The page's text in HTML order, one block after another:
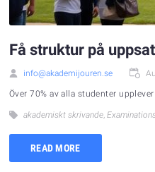
Få struktur på
info@akademijouren.se
Över 70% av alla studenter
akademiskt skrivande,
READ MORE